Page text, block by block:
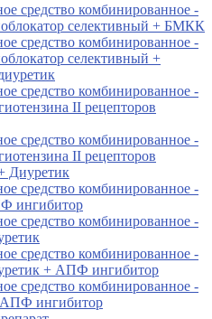
средство комбинированное -
селективный + БМКК
средство комбинированное -
селективный +
средство комбинированное -
II рецепторов
средство комбинированное -
II рецепторов
Диуретик
средство комбинированное -
ингибитор
средство комбинированное -
средство комбинированное -
+ АПФ ингибитор
средство комбинированное -
ингибитор